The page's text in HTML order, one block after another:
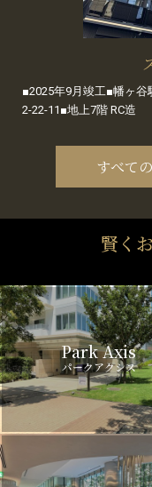
■2025年9月竣工■幡ヶ
2-22-11■地上7階 RC造
すべて
賢く
Park Axis
パークアクシス